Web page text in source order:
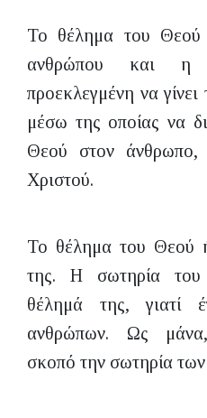
Το θέλημα του Θεού
ανθρώπου και η
προεκλεγμένη να γίνει
μέσω της οποίας να
Θεού στον άνθρωπο,
Χριστού.
Το θέλημα του Θεού
της. Η σωτηρία
θέλημά της, γιατί
ανθρώπων. Ως μάνα,
σκοπό την σωτηρία των